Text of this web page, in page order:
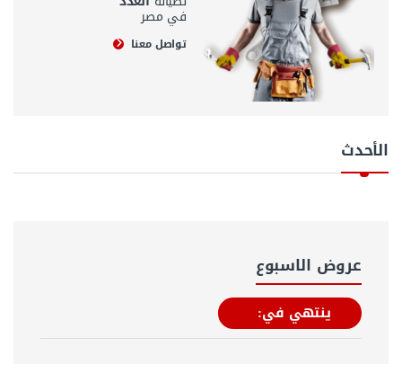
في مصر
تواصل معنا
Product Carousel Tabs
الأحدث
عروض الاسبوع
ينتهي في: